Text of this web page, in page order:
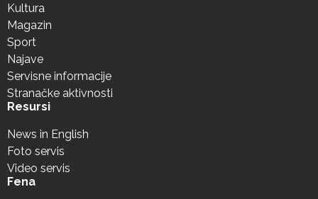
Kultura
Magazin
Sport
Najave
Servisne informacije
Stranačke aktivnosti
Resursi
News in English
Foto servis
Video servis
Fena